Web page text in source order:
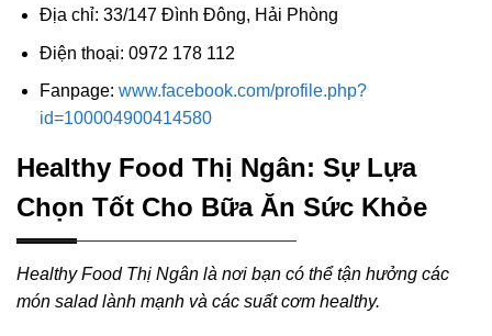
Địa chỉ: 33/147 Đình Đông, Hải Phòng
Điện thoại: 0972 178 112
Fanpage: www.facebook.com/profile.php?
id=100004900414580
Healthy Food Thị Ngân: Sự Lựa
Chọn Tốt Cho Bữa Ăn Sức Khỏe
Healthy Food Thị Ngân là nơi bạn có thể tận hưởng các
món salad lành mạnh và các suất cơm healthy.